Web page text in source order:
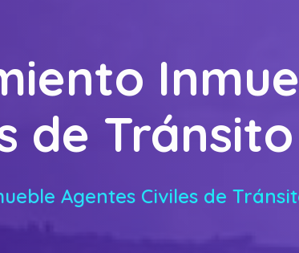
de Tránsito
Agentes Civiles de